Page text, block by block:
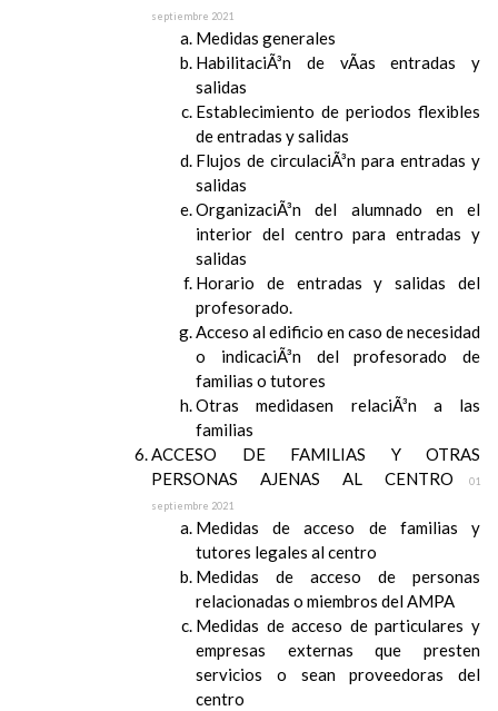
septiembre 2021
Medidas generales
HabilitaciÃ³n de vÃ­as entradas y
salidas
Establecimiento de periodos flexibles
de entradas y salidas
Flujos de circulaciÃ³n para entradas y
salidas
OrganizaciÃ³n del alumnado en el
interior del centro para entradas y
salidas
Horario de entradas y salidas del
profesorado.
Acceso al edificio en caso de necesidad
o indicaciÃ³n del profesorado de
familias o tutores
Otras medidasen relaciÃ³n a las
familias
ACCESO DE FAMILIAS Y OTRAS
PERSONAS AJENAS AL CENTRO
01
septiembre 2021
Medidas de acceso de familias y
tutores legales al centro
Medidas de acceso de personas
relacionadas o miembros del AMPA
Medidas de acceso de particulares y
empresas externas que presten
servicios o sean proveedoras del
centro